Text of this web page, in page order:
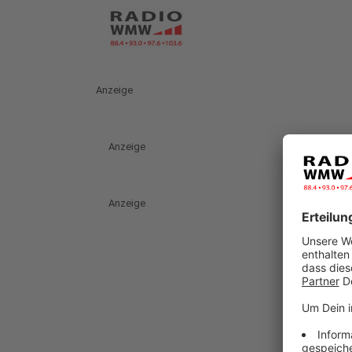
Anzeige
Anzeige
Anzeige